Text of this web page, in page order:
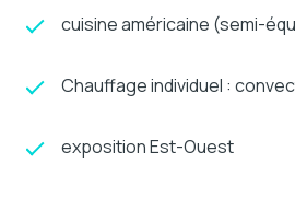
cuisine américaine (semi-
Chauffage individuel :
exposition Est-Ouest